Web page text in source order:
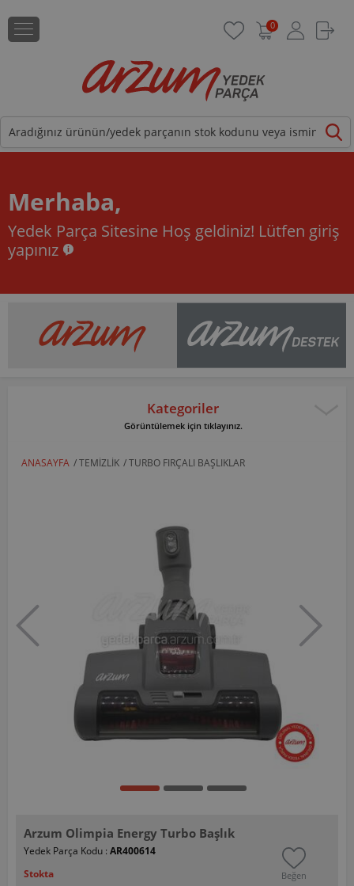
0
Merhaba,
Yedek Parça Sitesine Hoş geldiniz! Lütfen giriş
yapınız
Kategoriler
Görüntülemek için tıklayınız.
ANASAYFA /TEMIZLIK /TURBO FIRÇALI BAŞLIKLAR
Arzum Olimpia Energy Turbo Başlık
Yedek Parça Kodu : AR400614
Stokta
Beğen